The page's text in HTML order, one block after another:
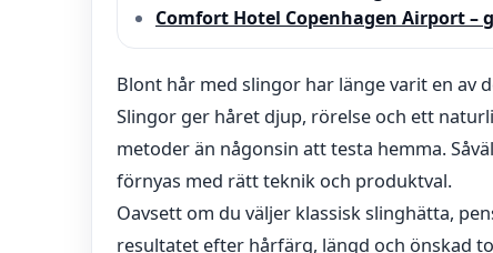
Comfort Hotel Copenhagen Airport –
Blont hår med slingor har länge varit en av
Slingor ger håret djup, rörelse och ett
metoder än någonsin att testa hemma.
förnyas med rätt teknik och produktval.
Oavsett om du väljer klassisk slinghätta,
resultatet efter hårfärg, längd och önskad